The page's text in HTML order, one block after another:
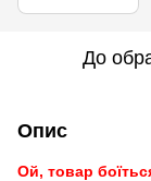
До
Опис
Ой, товар